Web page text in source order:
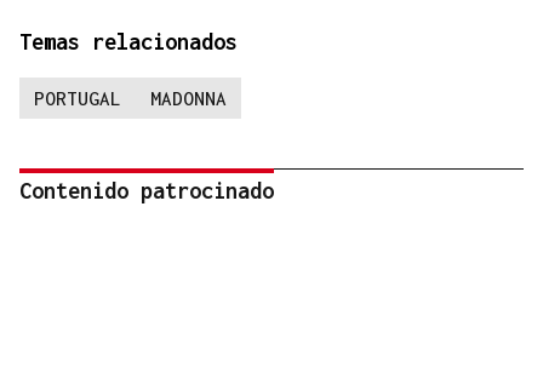
Temas relacionados
PORTUGAL MADONNA
Contenido patrocinado